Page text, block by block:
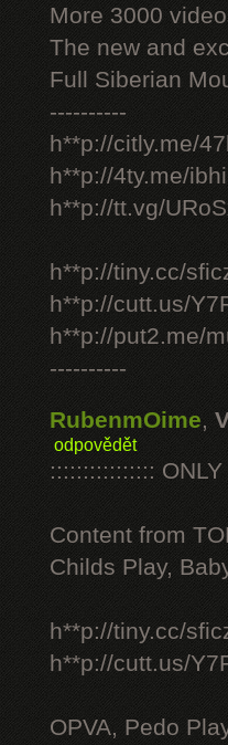
More 3000
The new and
Full Siberian
----------
h**p://citly.me/
h**p://4ty.me/
h**p://tt.vg/
h**p://tiny.cc/
h**p://cutt.us/
h**p://put2.me/
----------
RubenmOime,
odpovědět
::::::::::::::::
Content from
Childs Play,
h**p://tiny.cc/
h**p://cutt.us/
OPVA, Pedo